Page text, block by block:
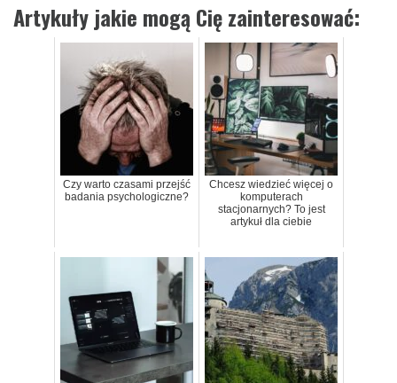
Artykuły jakie mogą Cię zainteresować:
Czy warto czasami przejść
badania psychologiczne?
Chcesz wiedzieć więcej o
komputerach
stacjonarnych? To jest
artykuł dla ciebie